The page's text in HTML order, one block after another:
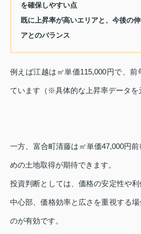
を確保しやすい点
既に上昇率が高いエリアと、今後の
アとのバランス
例えば江越は㎡単価115,000円で、
ています（※具体的な上昇率データを
一方、富合町清藤は㎡単価47,000円
めの土地取得が期待できます。
投資判断としては、価格の安定性や
中心部、価格効率と広さを重視する
のが有効です。